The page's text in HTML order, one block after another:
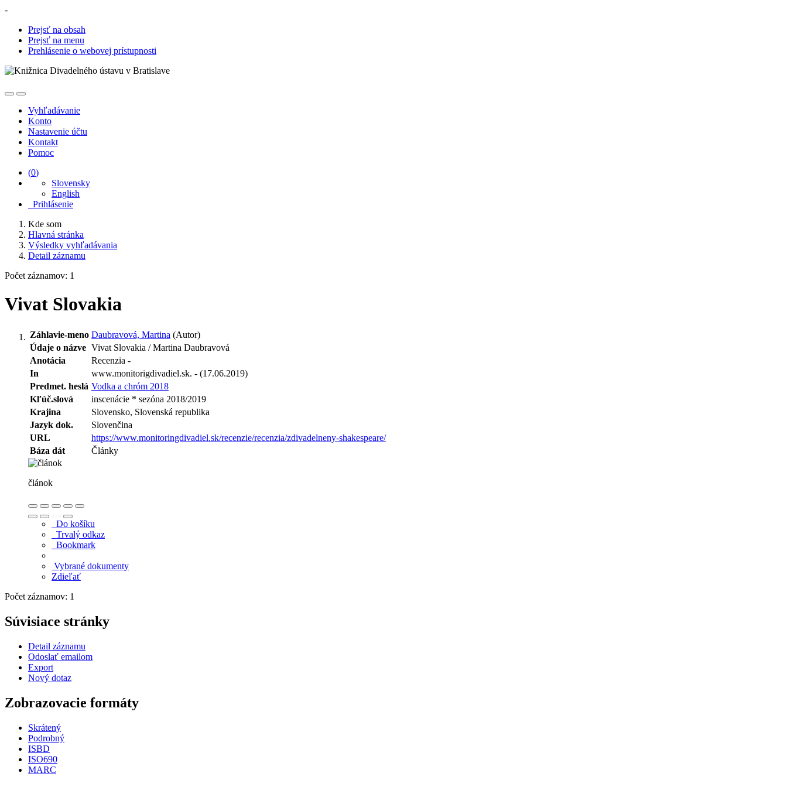
-
Prejsť na obsah
Prejsť na menu
Prehlásenie o webovej prístupnosti
Vyhľadávanie
Konto
Nastavenie účtu
Kontakt
Pomoc
(0)
Slovensky
English
Prihlásenie
Kde som
Hlavná stránka
Výsledky vyhľadávania
Detail záznamu
Počet záznamov: 1
Vivat Slovakia
Záhlavie-meno Daubravová, Martina (Autor)
Údaje o názve Vivat Slovakia / Martina Daubravová
Anotácia
Recenzia -
In
www.monitorigdivadiel.sk. - (17.06.2019)
Predmet. heslá Vodka a chróm 2018
Kľúč.slová
inscenácie * sezóna 2018/2019
Krajina
Slovensko, Slovenská republika
Jazyk dok.
Slovenčina
URL
https://www.monitoringdivadiel.sk/recenzie/recenzia/zdivadelneny-shakespeare/
Báza dát
Články
článok
Do košíku
Trvalý odkaz
Bookmark
Vybrané dokumenty
Zdieľať
Počet záznamov: 1
Súvisiace stránky
Detail záznamu
Odoslať emailom
Export
Nový dotaz
Zobrazovacie formáty
Skrátený
Podrobný
ISBD
ISO690
MARC